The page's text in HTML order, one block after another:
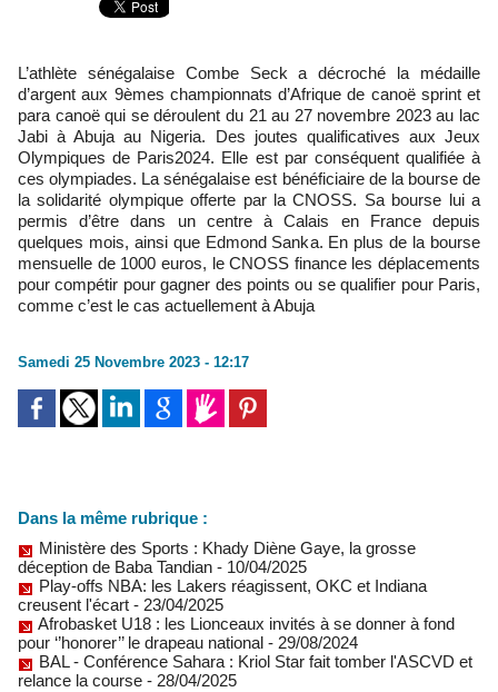
L’athlète sénégalaise Combe Seck a décroché la médaille
d’argent aux 9èmes championnats d’Afrique de canoë sprint et
para canoë qui se déroulent du 21 au 27 novembre 2023 au lac
Jabi à Abuja au Nigeria. Des joutes qualificatives aux Jeux
Olympiques de Paris2024. Elle est par conséquent qualifiée à
ces olympiades. La sénégalaise est bénéficiaire de la bourse de
la solidarité olympique offerte par la CNOSS. Sa bourse lui a
permis d’être dans un centre à Calais en France depuis
quelques mois, ainsi que Edmond Sanka. En plus de la bourse
mensuelle de 1000 euros, le CNOSS finance les déplacements
pour compétir pour gagner des points ou se qualifier pour Paris,
comme c’est le cas actuellement à Abuja
Samedi 25 Novembre 2023 - 12:17
Dans la même rubrique :
Ministère des Sports : Khady Diène Gaye, la grosse
déception de Baba Tandian - 10/04/2025
Play-offs NBA: les Lakers réagissent, OKC et Indiana
creusent l'écart - 23/04/2025
Afrobasket U18 : les Lionceaux invités à se donner à fond
pour ‘’honorer’’ le drapeau national - 29/08/2024
BAL - Conférence Sahara : Kriol Star fait tomber l'ASCVD et
relance la course - 28/04/2025